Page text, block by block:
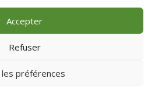
Accepter
Refuser
les préférences
| Tous droits réservés ‘Temple